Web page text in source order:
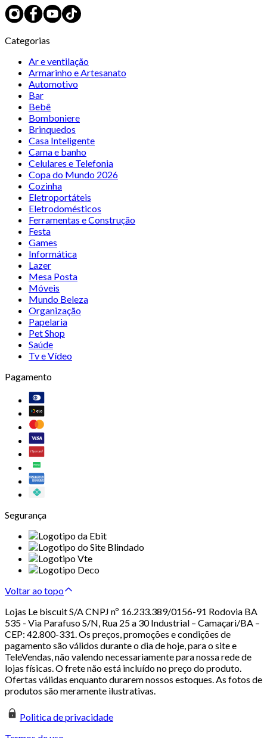
Categorias
Ar e ventilação
Armarinho e Artesanato
Automotivo
Bar
Bebê
Bomboniere
Brinquedos
Casa Inteligente
Cama e banho
Celulares e Telefonia
Copa do Mundo 2026
Cozinha
Eletroportáteis
Eletrodomésticos
Ferramentas e Construção
Festa
Games
Informática
Lazer
Mesa Posta
Móveis
Mundo Beleza
Organização
Papelaria
Pet Shop
Saúde
Tv e Vídeo
Pagamento
Segurança
Voltar ao topo
Lojas Le biscuit S/A CNPJ nº 16.233.389/0156-91 Rodovia BA
535 - Via Parafuso S/N, Rua 25 a 30 Industrial – Camaçari/BA –
CEP: 42.800-331. Os preços, promoções e condições de
pagamento são válidos durante o dia de hoje, para o site e
TeleVendas, não valendo necessariamente para nossa rede de
lojas físicas. O frete não está incluído no preço do produto.
Ofertas válidas enquanto durarem nossos estoques. As fotos de
produtos são meramente ilustrativas.
Politica de privacidade